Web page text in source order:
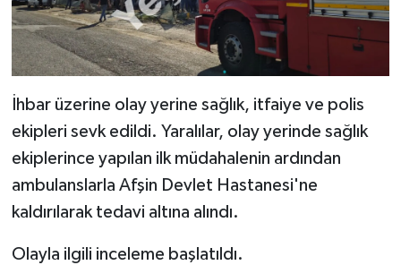
İhbar üzerine olay yerine sağlık, itfaiye ve polis
ekipleri sevk edildi. Yaralılar, olay yerinde sağlık
ekiplerince yapılan ilk müdahalenin ardından
ambulanslarla Afşin Devlet Hastanesi'ne
kaldırılarak tedavi altına alındı.
Olayla ilgili inceleme başlatıldı.